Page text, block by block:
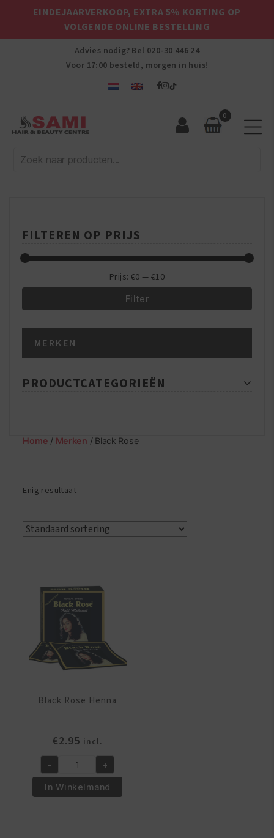
EINDEJAARVERKOOP, EXTRA 5% KORTING OP
VOLGENDE ONLINE BESTELLING
Advies nodig? Bel 020-30 446 24
Voor 17:00 besteld, morgen in huis!
Afro
Hair
0
FILTEREN OP PRIJS
Filter
Prijs: €0 — €10
MERKEN
PRODUCTCATEGORIEËN
Home / Merken / Black Rose
Enig resultaat
Black Rose Henna
€2.95 incl.
Black
Rose
Henna
- +
In Winkelmand